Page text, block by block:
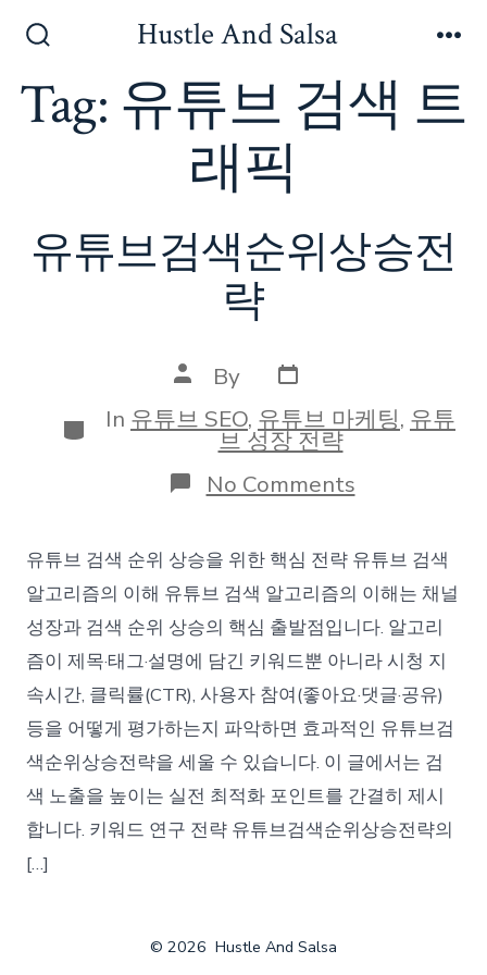
contentToggle
Hustle And Salsa
Tag: 유튜브 검색 트
래픽
유튜브검색순위상승전
략
Post
author
By Post
date
Categories
In 유튜브 SEO, 유튜브 마케팅, 유튜
브 성장 전략
No Commentson
유
브
검
색
순
위
상
승
전
략
유튜브 검색 순위 상승을 위한 핵심 전략 유튜브 검색
알고리즘의 이해 유튜브 검색 알고리즘의 이해는 채널
성장과 검색 순위 상승의 핵심 출발점입니다. 알고리
즘이 제목·태그·설명에 담긴 키워드뿐 아니라 시청 지
속시간, 클릭률(CTR), 사용자 참여(좋아요·댓글·공유)
등을 어떻게 평가하는지 파악하면 효과적인 유튜브검
색순위상승전략을 세울 수 있습니다. 이 글에서는 검
색 노출을 높이는 실전 최적화 포인트를 간결히 제시
합니다. 키워드 연구 전략 유튜브검색순위상승전략의
[…]
© 2026 Hustle And Salsa